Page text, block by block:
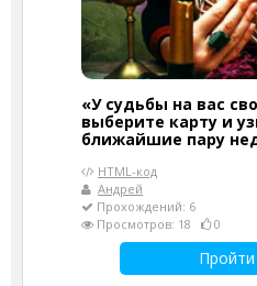
«У судьбы на вас
выберите карту и
ближайшие пару
HTML-код
Андрей
Прохождений: 6
Просмотров: 18
0
Пройти